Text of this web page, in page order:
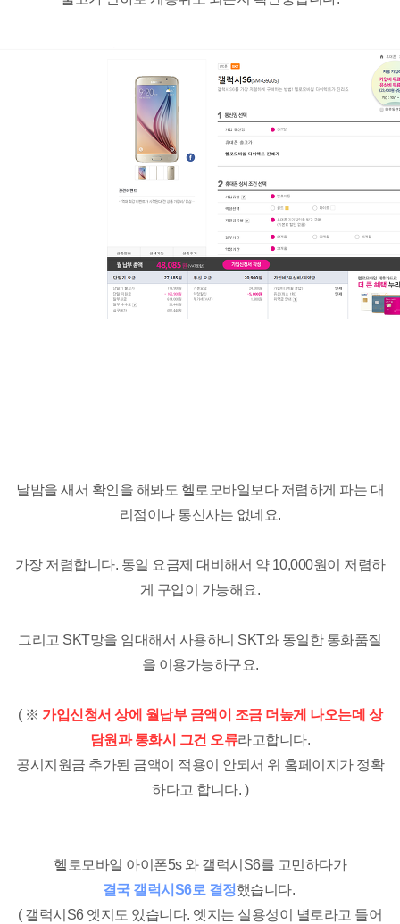
날밤을 새서 확인을 해봐도 헬로모바일보다 저렴하게 파는 대
리점이나 통신사는 없네요.
가장 저렴합니다. 동일 요금제 대비해서 약 10,000원이 저렴하
게 구입이 가능해요.
그리고 SKT망을 임대해서 사용하니 SKT와 동일한 통화품질
을 이용가능하구요.
( ※ 가입신청서 상에 월납부 금액이 조금 더높게 나오는데 상
담원과 통화시 그건 오류라고합니다.
공시지원금 추가된 금액이 적용이 안되서 위 홈페이지가 정확
하다고 합니다. )
헬로모바일 아이폰5s 와 갤럭시S6를 고민하다가
결국 갤럭시S6로 결정했습니다.
( 갤럭시S6 엣지도 있습니다. 엣지는 실용성이 별로라고 들어